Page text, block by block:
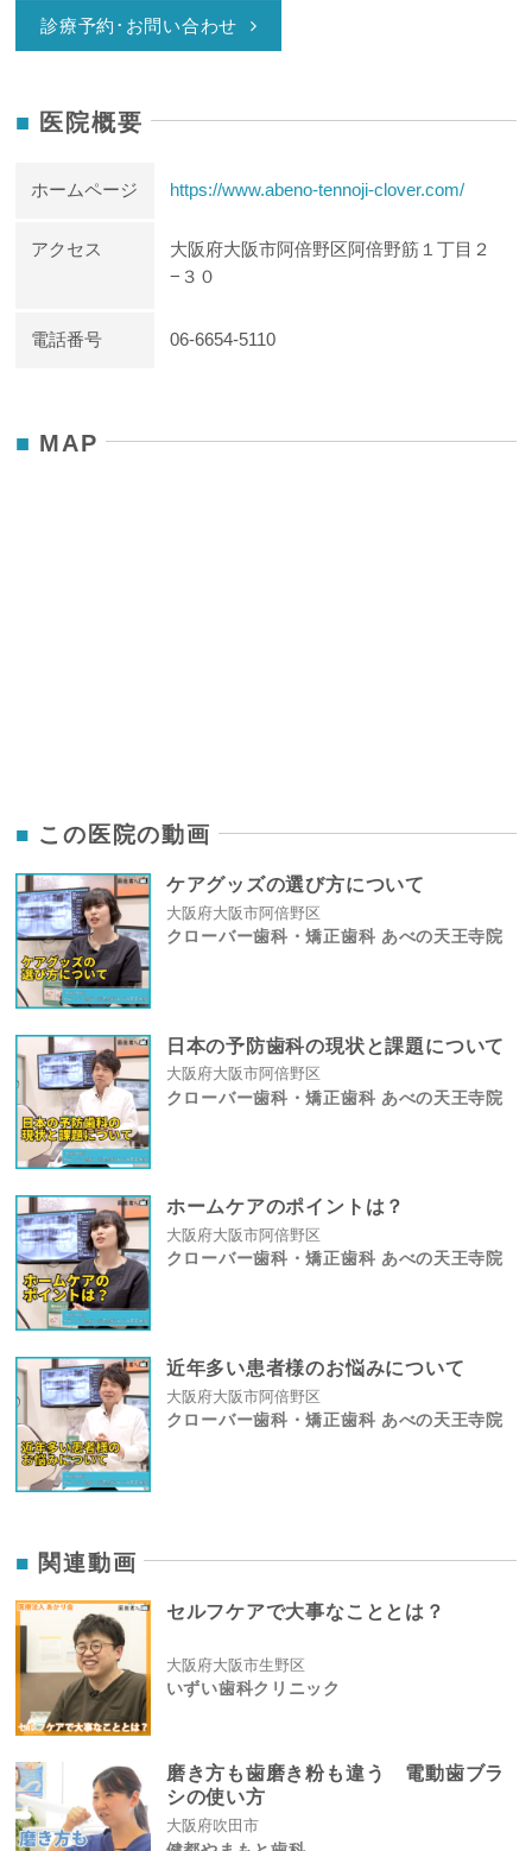
診療予約･お問い合わせ
医院概要
ホームページ https://www.abeno-tennoji-clover.com/
アクセス
大阪府大阪市阿倍野区阿倍野筋１丁目２
−３０
電話番号 06-6654-5110
MAP
この医院の動画
ケアグッズの選び方について
大阪府大阪市阿倍野区
クローバー歯科・矯正歯科 あべの天王寺院
日本の予防歯科の現状と課題について
大阪府大阪市阿倍野区
クローバー歯科・矯正歯科 あべの天王寺院
ホームケアのポイントは？
大阪府大阪市阿倍野区
クローバー歯科・矯正歯科 あべの天王寺院
近年多い患者様のお悩みについて
大阪府大阪市阿倍野区
クローバー歯科・矯正歯科 あべの天王寺院
関連動画
セルフケアで大事なこととは？
大阪府大阪市生野区
いずい歯科クリニック
磨き方も歯磨き粉も違う 電動歯ブラ
シの使い方
大阪府吹田市